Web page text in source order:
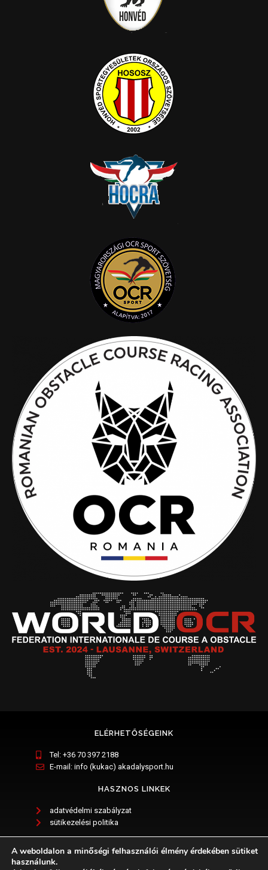
ELÉRHETŐSÉGEINK
Tel: +36 70 397 2188
E-mail: info (kukac) akadalysport.hu
HASZNOS LINKEK
adatvédelmi szabályzat
sütikezelési politika
A weboldalon a minőségi felhasználói élmény érdekében sütiket
használunk.